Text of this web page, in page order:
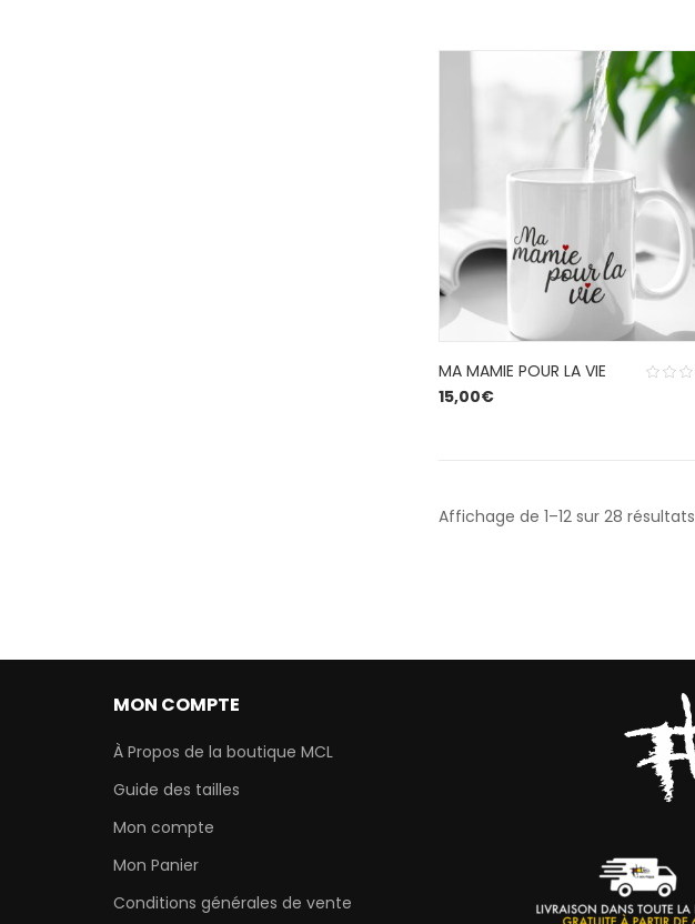
MA MAMIE POUR LA VIE
15,00€
Affichage de 1–12 sur 28 résultats
MON COMPTE
À Propos de la boutique MCL
Guide des tailles
Mon compte
Mon Panier
Conditions générales de vente